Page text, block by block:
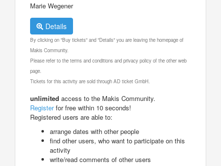
Marie Wegener
Details
By clicking on "Buy tickets" and "Details" you are leaving the homepage of
Makis Community.
Please refer to the terms and conditions and privacy policy of the other web
page.
Tickets for this activity are sold through AD ticket GmbH.
unlimited access to the Makis Community.
Registerfor free within 10 seconds!
Registered users are able to:
arrange dates with other people
find other users, who want to participate on this
activity
write/read comments of other users